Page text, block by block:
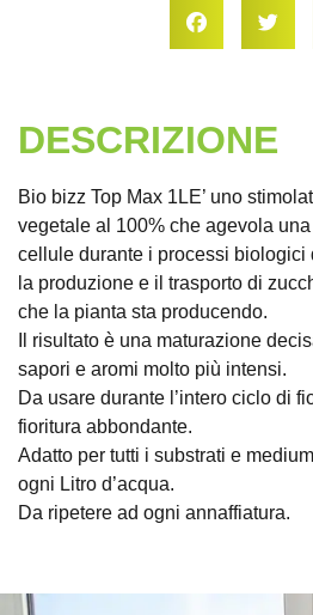
DESCRIZIONE
Bio bizz Top Max 1LE’ uno
vegetale al 100% che agevola
cellule durante i processi biologici
la produzione e il trasporto di
che la pianta sta producendo.
Il risultato è una maturazione
sapori e aromi molto più intensi.
Da usare durante l’intero ciclo di
fioritura abbondante.
Adatto per tutti i substrati e
ogni Litro d’acqua.
Da ripetere ad ogni annaffiatura.